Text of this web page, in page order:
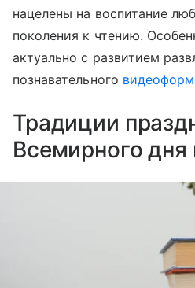
нацелены на воспитание
поколения к чтению.
актуально с развитием
познавательного
Традиции
Всемирного